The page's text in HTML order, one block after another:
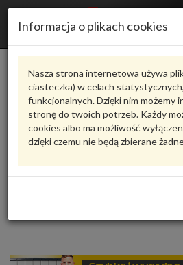
Informacja o plikach cookies
Nasza strona internetowa używa
ciasteczka) w celach
funkcjonalnych. Dzięki nim możemy
stronę do twoich potrzeb. Każdy
cookies albo ma możliwość
dzięki czemu nie będą zbierane
Karta produktu
9GT129646VAG
VAG - produkt oryginalny VW AUDI SEAT
Uszczelka 9GT129646 VAG
209,89 zł